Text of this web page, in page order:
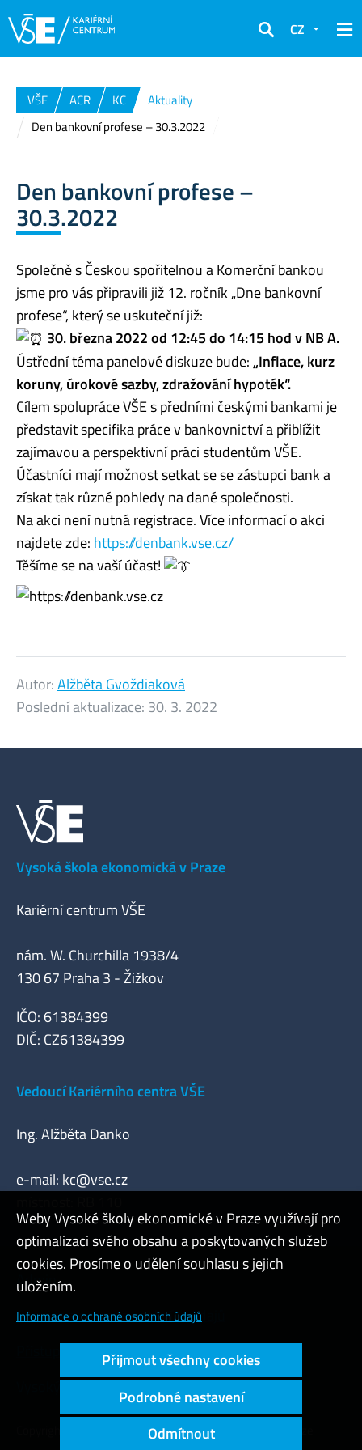
Hledat
CZ
VŠE ACR KC
Aktuality
Den bankovní profese – 30.3.2022
Den bankovní profese –
30.3.2022
Společně s Českou spořitelnou a Komerční bankou
jsme pro vás připravili již 12. ročník „Dne bankovní
profese“, který se uskuteční již:
30. března 2022 od 12:45 do 14:15 hod v NB A.
Ústřední téma panelové diskuze bude:„Inflace, kurz
koruny, úrokové sazby, zdražování hypoték“.
Cílem spolupráce VŠE s předními českými bankami je
představit specifika práce v bankovnictví a přiblížit
zajímavou a perspektivní práci studentům VŠE.
Účastníci mají možnost setkat se se zástupci bank a
získat tak různé pohledy na dané společnosti.
Na akci není nutná registrace. Více informací o akci
najdete zde: https://denbank.vse.cz/
Těšíme se na vaší účast!
Autor:Alžběta Gvoždiaková
Poslední aktualizace: 30. 3. 2022
Vysoká škola ekonomická v Praze
Kariérní centrum VŠE
nám. W. Churchilla 1938/4
130 67 Praha 3 - Žižkov
IČO: 61384399
DIČ: CZ61384399
Vedoucí Kariérního centra VŠE
Ing. Alžběta Danko
e-mail: kc@vse.cz
Admin
Cookies a ochrana osobních údajů
Přístupnost webu
Vysoký kontrast
Copyright © 2000 - 2026 Vysoká škola ekonomická v Praze
Weby Vysoké školy ekonomické v Praze využívají pro
optimalizaci svého obsahu a poskytovaných služeb
cookies. Prosíme o udělení souhlasu s jejich
uložením.
Informace o ochraně osobních údajů
Přijmout všechny cookies
Podrobné nastavení
Odmítnout